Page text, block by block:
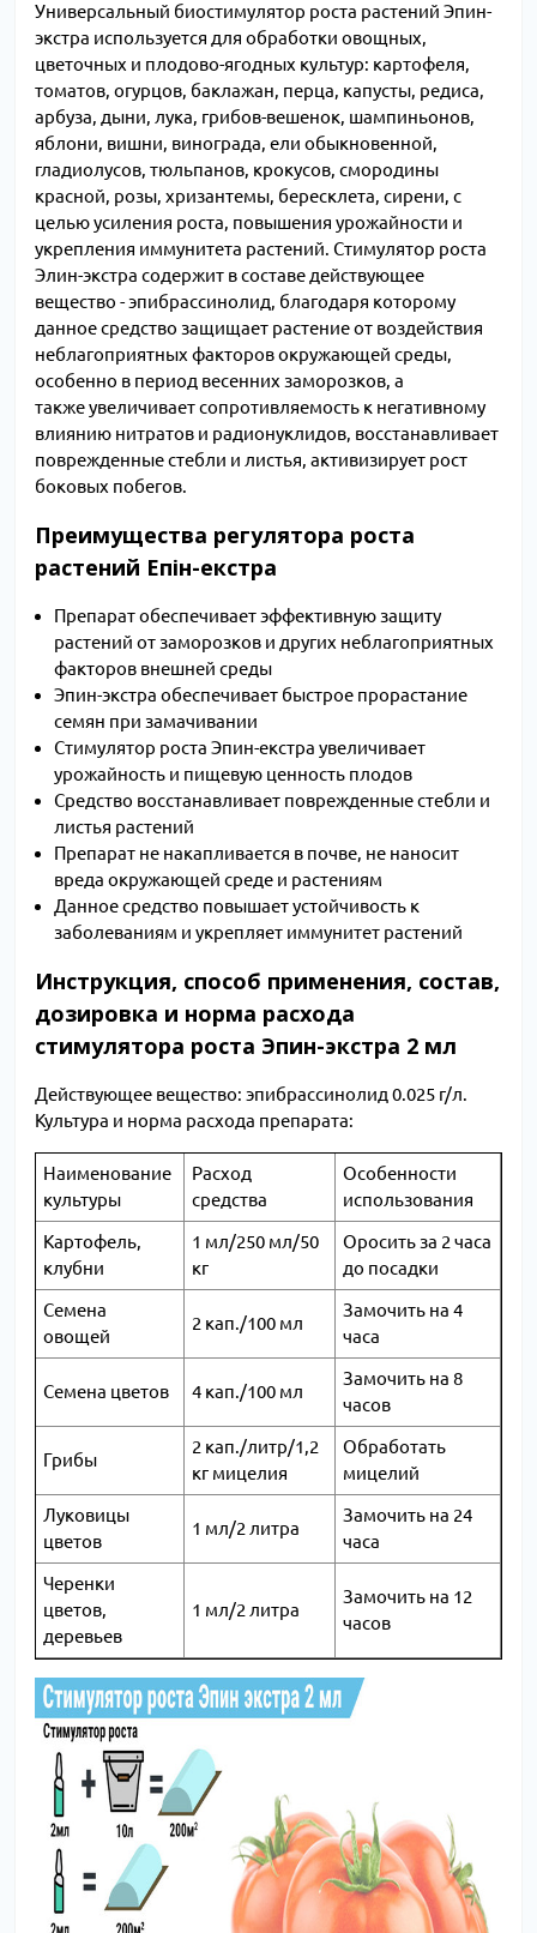
Универсальный биостимулятор роста растений Эпин-
экстра используется для обработки овощных,
цветочных и плодово-ягодных культур: картофеля,
томатов, огурцов, баклажан, перца, капусты, редиса,
арбуза, дыни, лука, грибов-вешенок, шампиньонов,
яблони, вишни, винограда, ели обыкновенной,
гладиолусов, тюльпанов, крокусов, смородины
красной, розы, хризантемы, бересклета, сирени, с
целью усиления роста, повышения урожайности и
укрепления иммунитета растений. Стимулятор роста
Элин-экстра содержит в составе действующее
вещество - эпибрассинолид, благодаря которому
данное средство защищает растение от воздействия
неблагоприятных факторов окружающей среды,
особенно в период весенних заморозков, а
также увеличивает сопротивляемость к негативному
влиянию нитратов и радионуклидов, восстанавливает
поврежденные стебли и листья, активизирует рост
боковых побегов.
Преимущества регулятора роста
растений Епін-екстра
Препарат обеспечивает эффективную защиту
растений от заморозков и других неблагоприятных
факторов внешней среды
Эпин-экстра обеспечивает быстрое прорастание
семян при замачивании
Стимулятор роста Эпин-екстра увеличивает
урожайность и пищевую ценность плодов
Средство восстанавливает поврежденные стебли и
листья растений
Препарат не накапливается в почве, не наносит
вреда окружающей среде и растениям
Данное средство повышает устойчивость к
заболеваниям и укрепляет иммунитет растений
Инструкция, способ применения, состав,
дозировка и норма расхода
стимулятора роста Эпин-экстра 2 мл
Действующее вещество: эпибрассинолид 0.025 г/л.
Культура и норма расхода препарата:
Наименование
культуры
Расход
средства
Особенности
использования
Картофель,
клубни
1 мл/250 мл/50
кг
Оросить за 2 часа
до посадки
Семена
овощей
2 кап./100 мл
Замочить на 4
часа
Семена цветов 4 кап./100 мл
Замочить на 8
часов
Грибы
2 кап./литр/1,2
кг мицелия
Обработать
мицелий
Луковицы
цветов
1 мл/2 литра
Замочить на 24
часа
Черенки
цветов,
деревьев
1 мл/2 литра
Замочить на 12
часов